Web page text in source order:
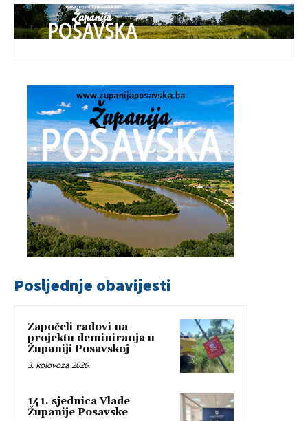
Posljednje obavijesti
Započeli radovi na
projektu deminiranja u
Županiji Posavskoj
3. kolovoza 2026.
141. sjednica Vlade
Županije Posavske